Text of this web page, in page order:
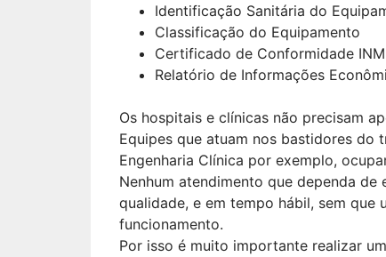
Identificação Sanitária do
Classificação do Equipamento
Certificado de Conformidade
Relatório de Informações
Os hospitais e clínicas não precisam
Equipes que atuam nos bastidores do
Engenharia Clínica por exemplo,
Nenhum atendimento que dependa
qualidade, e em tempo hábil, sem que
funcionamento.
Por isso é muito importante realizar